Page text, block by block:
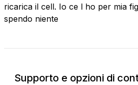
ricarica il cell. Io ce l ho per mia
spendo niente
Supporto e opzioni di